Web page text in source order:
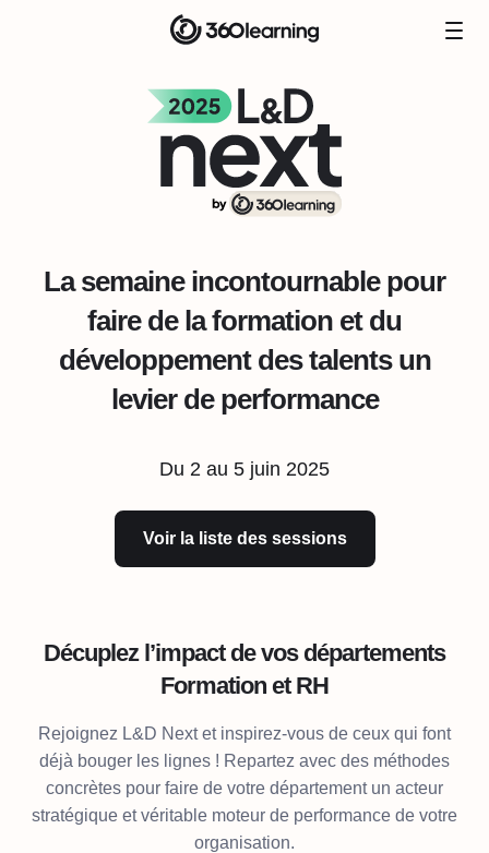
La semaine incontournable pour
faire de la formation et du
développement des talents un
levier de performance
Du 2 au 5 juin 2025
Voir la liste des sessions
Décuplez l’impact de vos départements
Formation et RH
Rejoignez L&D Next et inspirez-vous de ceux qui font
déjà bouger les lignes ! Repartez avec des méthodes
concrètes pour faire de votre département un acteur
stratégique et véritable moteur de performance de votre
organisation.